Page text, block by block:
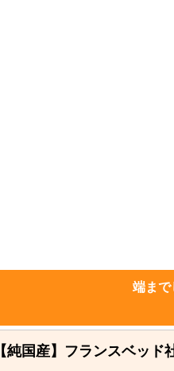
端まで
【純国産】フランスベッド